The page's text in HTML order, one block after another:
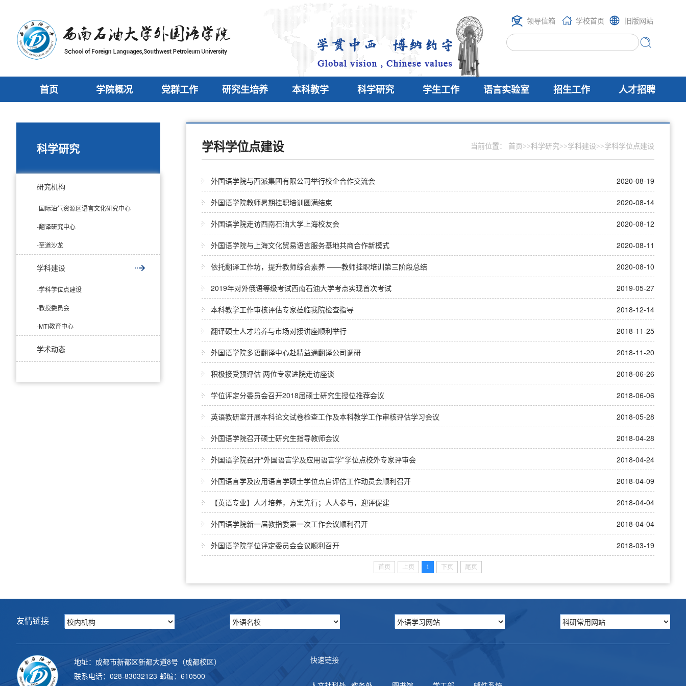
领导信箱 学校首页 旧版网站
首页 学院概况 党群工作 研究生培养 本科教学 科学研究 学生工作 语言实验室 招生工作 人才招聘
科学研究
研究机构
-国际油气资源区语言文化研究中心
-翻译研究中心
-至道沙龙
学科建设
-学科学位点建设
-教授委员会
-MTI教育中心
学术动态
学科学位点建设 当前位置： 首页 >>科学研究>>学科建设>>学科学位点建设
外国语学院与西派集团有限公司举行校企合作交流会 2020-08-19
外国语学院教师暑期挂职培训圆满结束 2020-08-14
外国语学院走访西南石油大学上海校友会 2020-08-12
外国语学院与上海文化贸易语言服务基地共商合作新模式 2020-08-11
依托翻译工作坊，提升教师综合素养 ——教师挂职培训第三阶段总结 2020-08-10
2019年对外俄语等级考试西南石油大学考点实现首次考试 2019-05-27
本科教学工作审核评估专家莅临我院检查指导 2018-12-14
翻译硕士人才培养与市场对接讲座顺利举行 2018-11-25
外国语学院多语翻译中心赴精益通翻译公司调研 2018-11-20
积极接受预评估 两位专家进院走访座谈 2018-06-26
学位评定分委员会召开2018届硕士研究生授位推荐会议 2018-06-06
英语教研室开展本科论文试卷检查工作及本科教学工作审核评估学习会议 2018-05-28
外国语学院召开硕士研究生指导教师会议 2018-04-28
外国语学院召开“外国语言学及应用语言学”学位点校外专家评审会 2018-04-24
外国语言学及应用语言学硕士学位点自评估工作动员会顺利召开 2018-04-09
【英语专业】人才培养，方案先行；人人参与，迎评促建 2018-04-04
外国语学院新一届教指委第一次工作会议顺利召开 2018-04-04
外国语学院学位评定委员会会议顺利召开 2018-03-19
首页 上页 1 下页 尾页
友情链接
地址：成都市新都区新都大道8号（成都校区）
联系电话：028-83032123 邮编：610500
快速链接